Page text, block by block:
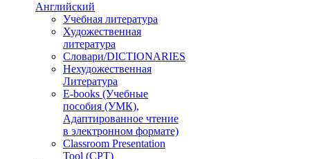
Английский
Учебная литература
Художественная
литература
Словари/DICTIONARIES
Нехудожественная
Литература
E-books (Учебные
пособия (УМК),
Адаптированное чтение
в электронном формате)
Classroom Presentation
Tool (CPT)